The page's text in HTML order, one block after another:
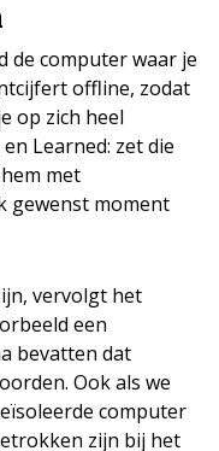
de computer waar je
offline, zodat
op zich heel
Learned: zet die
met
gewenst moment
vervolgt het
een
bevatten dat
Ook als we
computer
zijn bij het